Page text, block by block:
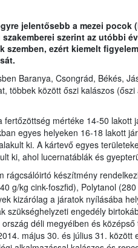
jelentősebb a mezei pocok
szerint az utóbbi
szemben, ezért kiemelt
Baranya, Csongrád, Békés,
többek között őszi kalászos
fertőzöttség mértéke 14-50 lakott
egyes helyeken 16-18 lakott
ki. A kártevő egyes
ki, ahol lucernatáblák és
rágcsálóirtó készítmény
g/kg cink-foszfid), Polytanol
kizárólag a járatok nyílásába
szükséghelyzeti engedély
déli megyéiben és
május 30. és július 31. között